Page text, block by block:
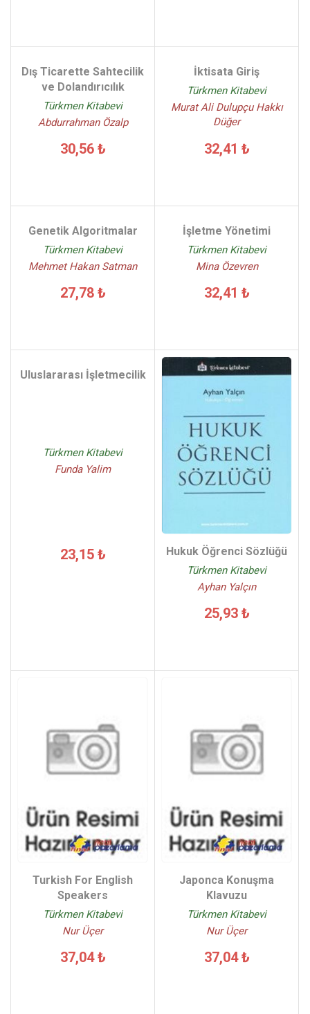
Dış Ticarette Sahtecilik
ve Dolandırıcılık
Türkmen Kitabevi
Abdurrahman Özalp
30,56 ₺
İktisata Giriş
Türkmen Kitabevi
Murat Ali Dulupçu Hakkı
Düğer
32,41 ₺
Genetik Algoritmalar
Türkmen Kitabevi
Mehmet Hakan Satman
27,78 ₺
İşletme Yönetimi
Türkmen Kitabevi
Mina Özevren
32,41 ₺
Uluslararası İşletmecilik
Türkmen Kitabevi
Funda Yalim
23,15 ₺ Hukuk Öğrenci Sözlüğü
Türkmen Kitabevi
Ayhan Yalçın
25,93 ₺
Turkish For English
Speakers
Türkmen Kitabevi
Nur Üçer
37,04 ₺
Japonca Konuşma
Klavuzu
Türkmen Kitabevi
Nur Üçer
37,04 ₺